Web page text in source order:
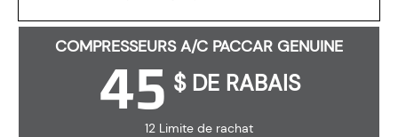
COMPRESSEURS A/C PACCAR GENUINE
12 Limite de rachat
45 $ DE RABAIS